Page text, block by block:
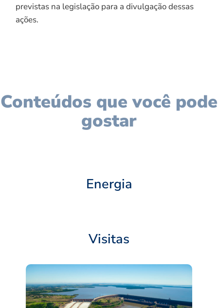
previstas na legislação para a divulgação dessas
ações.
Conteúdos que você pode
gostar
Energia
Visitas